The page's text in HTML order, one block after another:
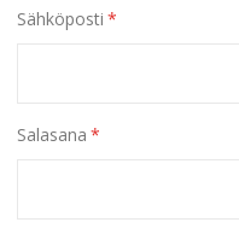
Sähköposti
Salasana